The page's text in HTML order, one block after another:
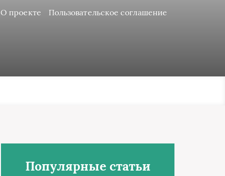
О проекте Пользовательское соглашение
Популярные статьи